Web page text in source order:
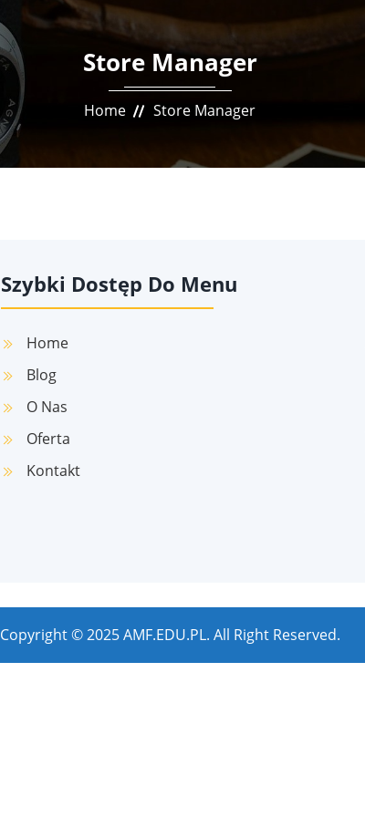
Store Manager
Home Store Manager
Szybki Dostęp Do Menu
Home
Blog
O Nas
Oferta
Kontakt
Copyright © 2025 AMF.EDU.PL. All Right Reserved.